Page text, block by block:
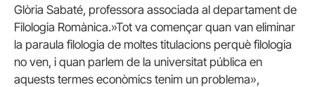
Glòria Sabaté, professora associada al departament de
Filologia Romànica.»Tot va començar quan van eliminar
la paraula filologia de moltes titulacions perquè filologia
no ven, i quan parlem de la universitat pública en
aquests termes econòmics tenim un problema»,